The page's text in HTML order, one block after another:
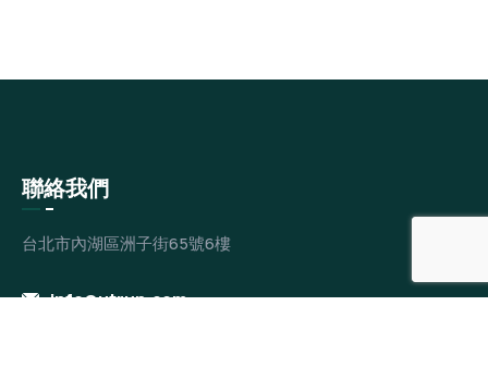
聯絡我們
台北市內湖區洲子街65號6樓
info@utrun.com